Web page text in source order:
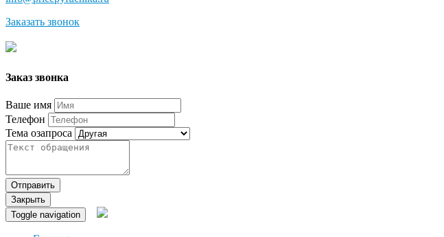
Заказать звонок
Заказ звонка
Ваше имя
Телефон
Тема озапроса
Отправить
Закрыть
Toggle navigation